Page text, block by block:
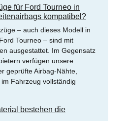
für Ford Tourneo in
kompatibel?
– auch dieses Modell in
Tourneo – sind mit
ausgestattet. Im Gegensatz
verfügen unsere
geprüfte Airbag-Nähte,
Fahrzeug vollständig
bestehen die